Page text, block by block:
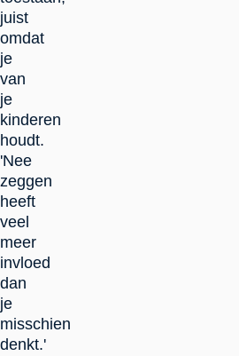
juist
omdat
je
van
je
kinderen
houdt.
'Nee
zeggen
heeft
veel
meer
invloed
dan
je
misschien
denkt.'